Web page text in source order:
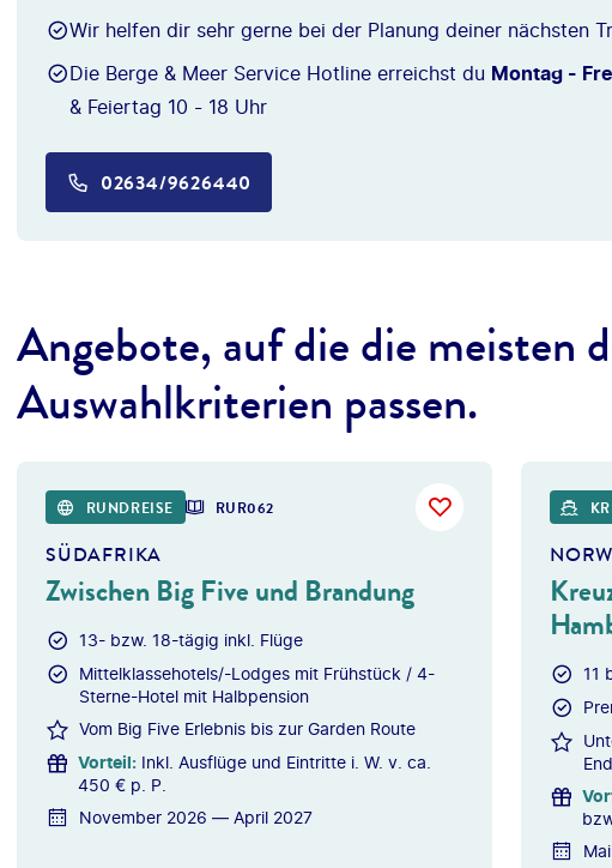
Wir helfen dir sehr gerne bei der Planung deiner nächsten
Die Berge & Meer Service Hotline erreichst du Montag -
& Feiertag 10 - 18 Uhr
02634/9626440
Angebote, auf die die meisten
Auswahlkriterien passen.
RUNDREISE RUR062
SÜDAFRIKA
Zwischen Big Five und Brandung
13- bzw. 18-tägig inkl. Flüge
Mittelklassehotels/-Lodges mit Frühstück / 4-
Sterne-Hotel mit Halbpension
Vom Big Five Erlebnis bis zur Garden Route
Vorteil: Inkl. Ausflüge und Eintritte i. W. v. ca.
450 € p. P.
November 2026 — April 2027
11